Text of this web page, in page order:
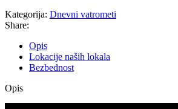
Kategorija: Dnevni vatrometi
Share:
Opis
Lokacije naših lokala
Bezbednost
Opis